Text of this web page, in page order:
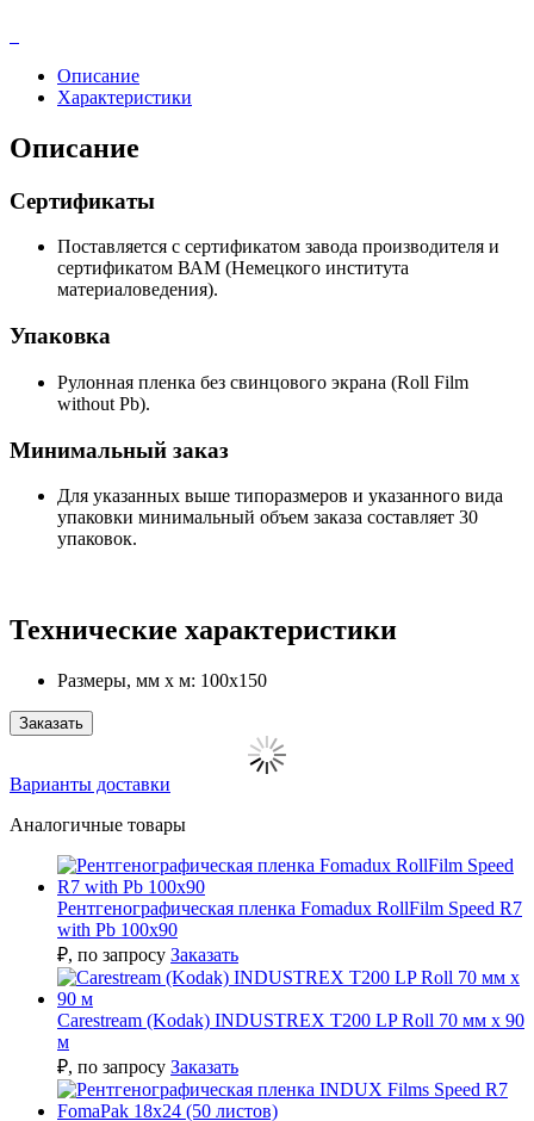
Описание
Характеристики
Описание
Сертификаты
Поставляется с сертификатом завода производителя и
сертификатом ВАМ (Немецкого института
материаловедения).
Упаковка
Рулонная пленка без свинцового экрана (Roll Film
without Pb).
Минимальный заказ
Для указанных выше типоразмеров и указанного вида
упаковки минимальный объем заказа составляет 30
упаковок.
Технические характеристики
Размеры, мм х м: 100х150
Заказать
Варианты доставки
Аналогичные товары
Рентгенографическая пленка Fomadux RollFilm Speed R7
with Pb 100х90
₽, по запросу Заказать
Carestream (Kodak) INDUSTREX T200 LP Roll 70 мм х 90
м
₽, по запросу Заказать